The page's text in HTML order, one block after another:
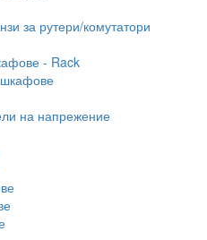
за рутери/комутатори
- Rack
на напрежение